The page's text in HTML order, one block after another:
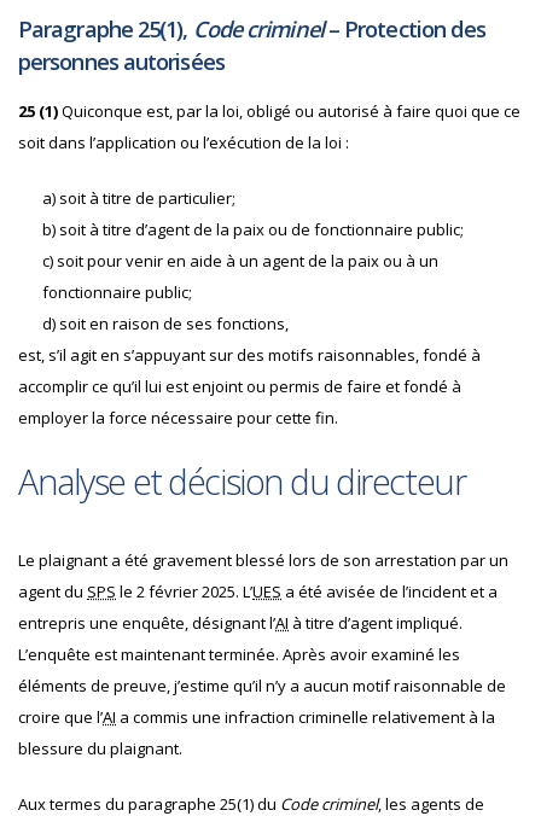
Paragraphe 25(1), Code criminel– Protection des
personnes autorisées
25 (1)Quiconque est, par la loi, obligé ou autorisé à faire quoi que ce
soit dans l’application ou l’exécution de la loi :
a) soit à titre de particulier;
b) soit à titre d’agent de la paix ou de fonctionnaire public;
c) soit pour venir en aide à un agent de la paix ou à un
fonctionnaire public;
d) soit en raison de ses fonctions,
est, s’il agit en s’appuyant sur des motifs raisonnables, fondé à
accomplir ce qu’il lui est enjoint ou permis de faire et fondé à
employer la force nécessaire pour cette fin.
Analyse et décision du directeur
Le plaignant a été gravement blessé lors de son arrestation par un
agent du SPS le 2 février 2025. L’UES a été avisée de l’incident et a
entrepris une enquête, désignant l’AI à titre d’agent impliqué.
L’enquête est maintenant terminée. Après avoir examiné les
éléments de preuve, j’estime qu’il n’y a aucun motif raisonnable de
croire que l’AI a commis une infraction criminelle relativement à la
blessure du plaignant.
Aux termes du paragraphe 25(1) du Code criminel, les agents de